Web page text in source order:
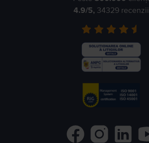
4.9/5, 34329 recenzii